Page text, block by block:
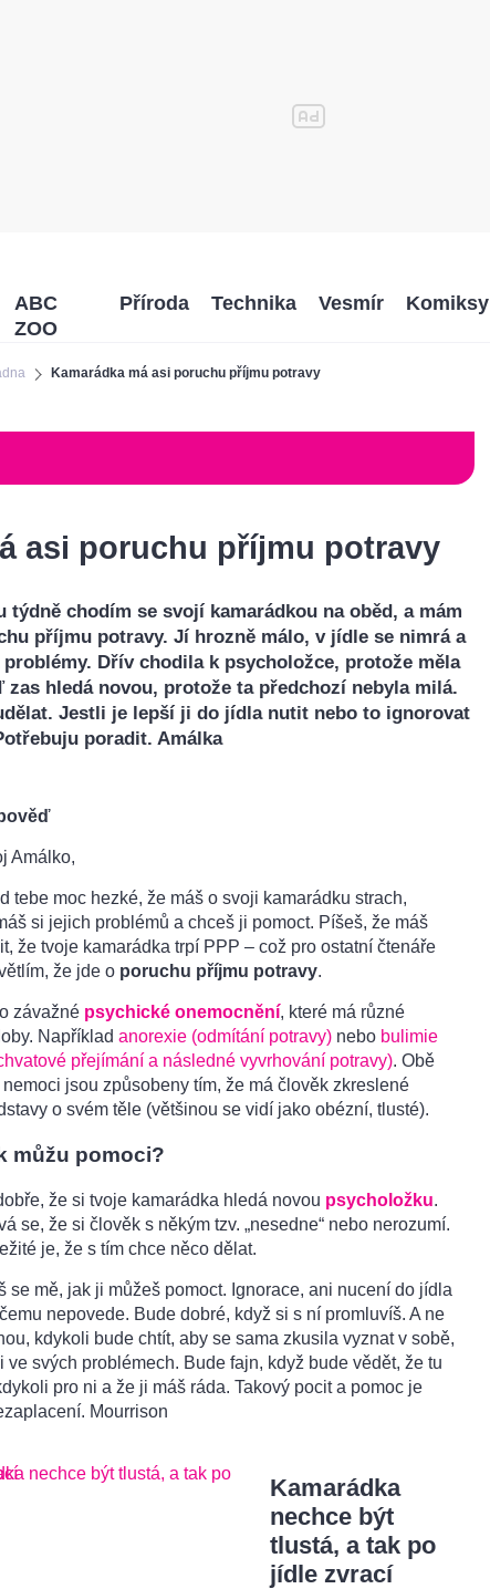
Kamarádka má asi poruchu příjmu potravy
ABC
ZOO
Příroda Technika Vesmír Komiksy
asi poruchu příjmu potravy
týdně chodím se svojí kamarádkou na oběd, a mám
příjmu potravy. Jí hrozně málo, v jídle se nimrá a
Dřív chodila k psycholožce, protože měla
zas hledá novou, protože ta předchozí nebyla milá.
Jestli je lepší ji do jídla nutit nebo to ignorovat
poradit. Amálka
Amálko,
tebe moc hezké, že máš o svoji kamarádku strach,
si jejich problémů a chceš ji pomoct. Píšeš, že máš
že tvoje kamarádka trpí PPP – což pro ostatní čtenáře
že jde o poruchu příjmu potravy.
závažné psychické onemocnění, které má různé
Například anorexie (odmítání potravy) nebo bulimie
přejímání a následné vyvrhování potravy). Obě
nemoci jsou způsobeny tím, že má člověk zkreslené
o svém těle (většinou se vidí jako obézní, tlusté).
můžu pomoci?
že si tvoje kamarádka hledá novou psycholožku.
se, že si člověk s někým tzv. „nesedne“ nebo nerozumí.
je, že s tím chce něco dělat.
se mě, jak ji můžeš pomoct. Ignorace, ani nucení do jídla
nepovede. Bude dobré, když si s ní promluvíš. A ne
kdykoli bude chtít, aby se sama zkusila vyznat v sobě,
ve svých problémech. Bude fajn, když bude vědět, že tu
pro ni a že ji máš ráda. Takový pocit a pomoc je
Mourrison
Kamarádka
nechce být
tlustá, a tak po
jídle zvrací